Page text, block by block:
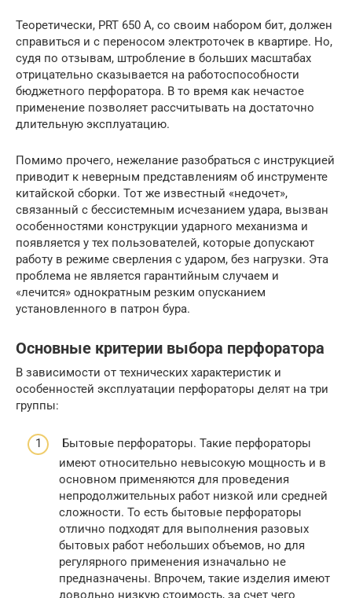
Теоретически, PRT 650 A, со своим набором бит, должен
справиться и с переносом электроточек в квартире. Но,
судя по отзывам, штробление в больших масштабах
отрицательно сказывается на работоспособности
бюджетного перфоратора. В то время как нечастое
применение позволяет рассчитывать на достаточно
длительную эксплуатацию.
Помимо прочего, нежелание разобраться с инструкцией
приводит к неверным представлениям об инструменте
китайской сборки. Тот же известный «недочет»,
связанный с бессистемным исчезанием удара, вызван
особенностями конструкции ударного механизма и
появляется у тех пользователей, которые допускают
работу в режиме сверления с ударом, без нагрузки. Эта
проблема не является гарантийным случаем и
«лечится» однократным резким опусканием
установленного в патрон бура.
Основные критерии выбора перфоратора
В зависимости от технических характеристик и
особенностей эксплуатации перфораторы делят на три
группы:
Бытовые перфораторы. Такие перфораторы
имеют относительно невысокую мощность и в
основном применяются для проведения
непродолжительных работ низкой или средней
сложности. То есть бытовые перфораторы
отлично подходят для выполнения разовых
бытовых работ небольших объемов, но для
регулярного применения изначально не
предназначены. Впрочем, такие изделия имеют
довольно низкую стоимость, за счет чего